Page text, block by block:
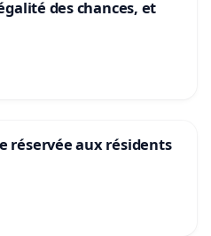
des chances, et
réservée aux résidents